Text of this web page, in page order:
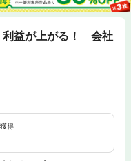
利益が上がる！ 会社
獲得